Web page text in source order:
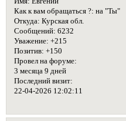
Как к вам обращаться ?: на "Ты"
Откуда: Курская обл.
Сообщений: 6232
Уважение: +215
Позитив: +150
Провел на форуме:
3 месяца 9 дней
Последний визит:
22-04-2026 12:02:11